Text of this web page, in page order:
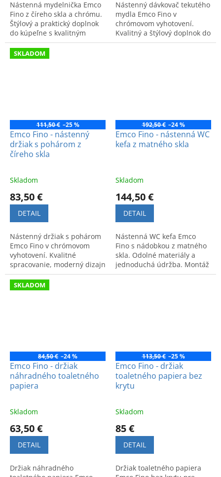
Nástenná mydelnička Emco
Fino z číreho skla a chrómu.
Štýlový a praktický doplnok
do kúpeľne s kvalitným
spracovaním.
Nástenný dávkovač tekutého
mydla Emco Fino v
chrómovom vyhotovení.
Kvalitný a štýlový doplnok do
kúpeľne s moderným
SKLADOM
111,50 € –25 %
Emco Fino - nástenný
držiak s pohárom z
číreho skla
Skladom
83,50 €
DETAIL
Nástenný držiak s pohárom
Emco Fino v chrómovom
vyhotovení. Kvalitné
spracovanie, moderný dizajn
a dlhá životnosť pre vašu
kúpeľňu.
192,50 € –24 %
Emco Fino - nástenná WC
kefa z matného skla
Skladom
144,50 €
DETAIL
Nástenná WC kefa Emco
Fino s nádobkou z matného
skla. Odolné materiály a
jednoduchá údržba. Montáž
na stenu šetrí miesto na
SKLADOM
84,50 € –24 %
Emco Fino - držiak
náhradného toaletného
papiera
Skladom
63,50 €
DETAIL
Držiak náhradného
113,50 € –25 %
Emco Fino - držiak
toaletného papiera bez
krytu
Skladom
85 €
DETAIL
Držiak toaletného papiera